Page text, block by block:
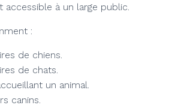
à un large public.
:
de chiens.
de chats.
un animal.
canins.